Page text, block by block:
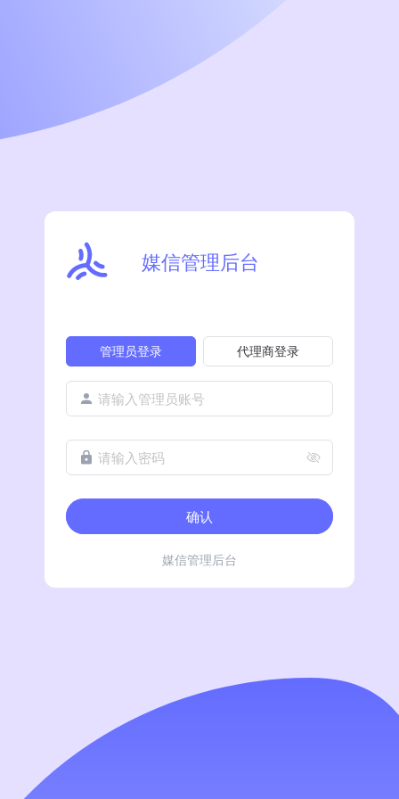
媒信管理后台
管理员登录 代理商登录
请输入管理员账号
请输入密码
确认
媒信管理后台